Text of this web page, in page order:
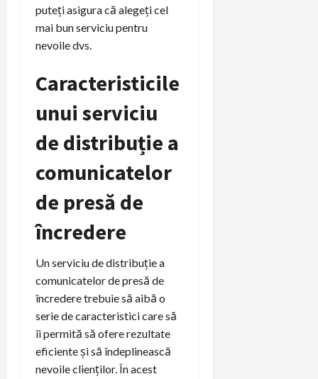
puteți asigura că alegeți cel
mai bun serviciu pentru
nevoile dvs.
Caracteristicile
unui serviciu
de distribuție a
comunicatelor
de presă de
încredere
Un serviciu de distribuție a
comunicatelor de presă de
încredere trebuie să aibă o
serie de caracteristici care să
îi permită să ofere rezultate
eficiente și să îndeplinească
nevoile clienților. În acest